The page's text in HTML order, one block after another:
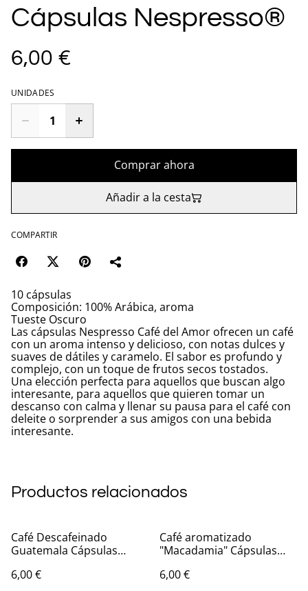
Cápsulas Nespresso®
6,00 €
UNIDADES
Comprar ahora
Añadir a la cesta
COMPARTIR
10 cápsulas
Composición: 100% Arábica, aroma
Tueste Oscuro
Las cápsulas Nespresso Café del Amor ofrecen un café
con un aroma intenso y delicioso, con notas dulces y
suaves de dátiles y caramelo. El sabor es profundo y
complejo, con un toque de frutos secos tostados.
Una elección perfecta para aquellos que buscan algo
interesante, para aquellos que quieren tomar un
descanso con calma y llenar su pausa para el café con
deleite o sorprender a sus amigos con una bebida
interesante.
Productos relacionados
Café Descafeinado
Guatemala Cápsulas
6,00 €
Café aromatizado
"Macadamia" Cápsulas
6,00 €